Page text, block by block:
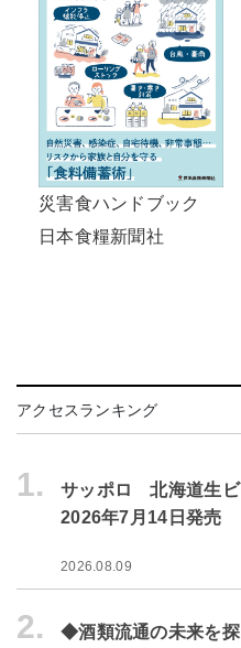
災害食ハンドブック
日本食糧新聞社
アクセスランキング
1.
サッポロ 北海道生ビ
2026年7月14日発売
2026.08.09
2.
◆酒類流通の未来を